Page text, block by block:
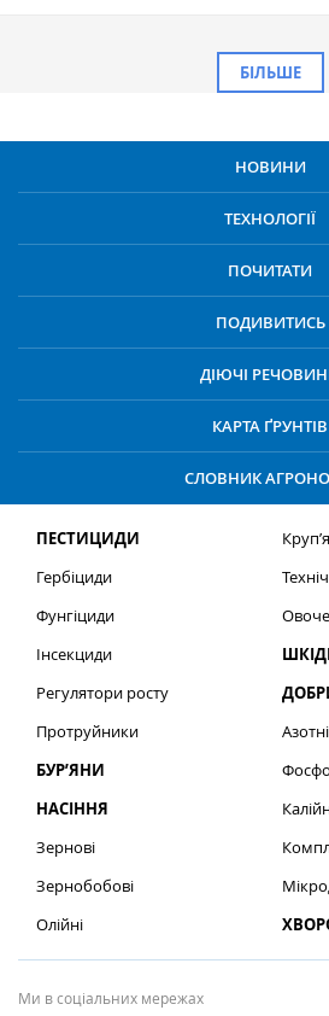
БІЛЬШЕ
НОВИНИ
ТЕХНОЛОГІЇ
ПОЧИТАТИ
ПОДИВИТИСЬ
ДІЮЧІ
КАРТА ҐРУНТІВ
СЛОВНИК
ПЕСТИЦИДИ
Гербіциди
Фунгіциди
Інсекциди
Регулятори росту
Протруйники
БУР’ЯНИ
НАСІННЯ
Зернові
Зернобобові
Олійні
Азотні
Ми в соціальних мережах